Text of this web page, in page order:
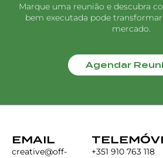
Marque uma reunião e descubra
bem executada pode
mercado.
Agendar
EMAIL
creative@off- +351 910 763 118